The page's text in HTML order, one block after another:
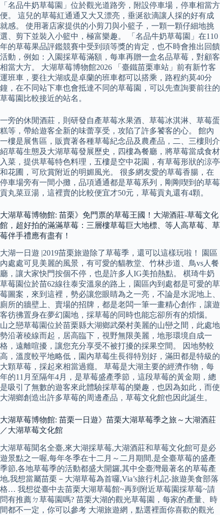
「名品牛奶草莓園」位於觀光道路旁，附設停車場，停車相當方
便。 這兒的草莓紅通通又大又漂亮，垂涎欲滴讓人採的好有成
就感。 使用著店家提供的小剪刀與小籃子，一顆一顆仔細地挑
選、剪下並裝入小籃中，極富樂趣。 「名品牛奶草莓園」在110
年的草莓果品評鑑競賽中受到頭等獎的肯定，也不時會推出回饋
活動，例如：入園採草莓滿額，每車再贈一盒名品草莓，對顧客
相當大方。 大湖草莓博物館2026 「臺鐵苗栗車站」前有新竹客
運班車，要往大湖或是卓蘭的班車都可以搭乘，路程約莫40分
鐘，在不同站下車也會抵達不同的草莓園，可以先查詢要前往的
草莓園比較接近的站名。
一旁的休閒酒莊，則研發自產草莓水果酒、草莓冰淇淋、草莓蛋
糕等，帶給遊客全新的味蕾享受，攻陷了許多饕客的心。 館內
一樓是展售區，販賣著各種草莓紀念品及農產品，二、三樓則介
紹草莓生態及大湖草莓發展歷史，四樓為餐廳，將草莓當成食材
入菜，提供草莓特色料理，五樓是空中花園，有草莓形狀的涼亭
和花圃，可欣賞附近的明媚風光。 很多網友愛的草莓香腸，在
停車場旁有一間小攤，品項通通都是草莓系列，剛剛喫到的草莓
貢丸菜豆湯，這裡賣的比較便宜才50元，草莓貢丸還有4顆。
大湖草莓博物館: 苗栗》免門票的草莓王國！大湖酒莊-草莓文化
館，超好拍的滿滿草莓：三層樓草莓巨大地標、等人高草莓、草
莓伴手禮應有盡有！
大湖一日遊 |2019苗栗旅遊除了草莓季，還可以這樣玩啦！ 園區
內處處可見美麗的風景，有可愛的貓教堂、竹林步道、鳥vs人餐
廳，讓大家快門按個不停，也是許多人IG美拍熱點。 棋琦牛奶
草莓園位於苗62線往泰安溫泉的路上，園區內到處都是可愛的草
莓圖案，來到這裡，勢必讓您眼睛為之一亮，不論是水泥地上、
廁所的牆壁上、賣場的招牌，都是老闆一筆一畫精心創作，讓遊
客彷彿置身在夢幻園地，採草莓的同時也能忘卻所有的煩惱。
山之戀草莓園位於苗栗縣大湖鄉武榮村美麗的山巒之間，此處地
勢沿著稜線而起，居高臨下，視野無限美麗，地形環境自成一
格，遠離喧擾，讓您充分享受不被打擾的採果空間。 因地勢較
高，溫度較平地略低，園內草莓生長得特別好，滿田都是特級的
大顆草莓，採起來相當過癮。 草莓是大湖主要的經濟作物，每
年的11月至隔年4月，是草莓盛產季節，這段草莓的黃金期，總
是吸引了無數的遊客來此體驗採草莓的樂趣，也因為如此，而使
大湖鄉創造出許多草莓的周邊產品，草莓文化館也因此誕生。
大湖草莓博物館: 苗栗一日遊》苗栗大湖草莓季之旅～大湖酒莊
／大湖草莓文化館
大湖草莓聞名全臺,來大湖採草莓,大湖酒莊和草莓文化館可是必
遊景點之一喔,每年冬季在十二月～二月期間,是全臺草莓的盛產
季節,各地草莓季的活動都盛大開鑼,其中全臺灣最著名的草莓產
地,我想當屬苗栗－大湖草莓為首囉,Via’s旅行札記-旅遊美食部落
格… 我想從臺中去苗栗大湖草莓館~再到附近草莓園採草莓~請
問有推薦ㄉ草莓園嗎? 苗栗大湖的觀光草莓園，每家的產量、時
間都不一定，你可以參考 大湖旅遊網，點選裡面你喜歡的觀光